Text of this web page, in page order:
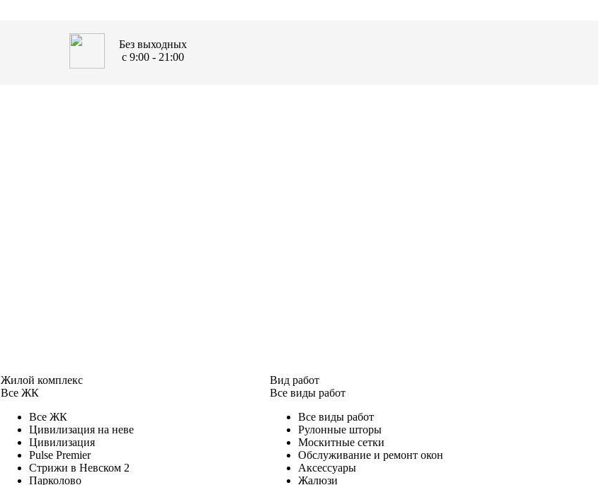
Без выходных
с 9:00 - 21:00
Жилой комплекс
Все ЖК
Все ЖК
Цивилизация на неве
Цивилизация
Pulse Premier
Стрижи в Невском 2
Парколово
Вид работ
Все виды работ
Все виды работ
Рулонные шторы
Москитные сетки
Обслуживание и ремонт окон
Аксессуары
Жалюзи